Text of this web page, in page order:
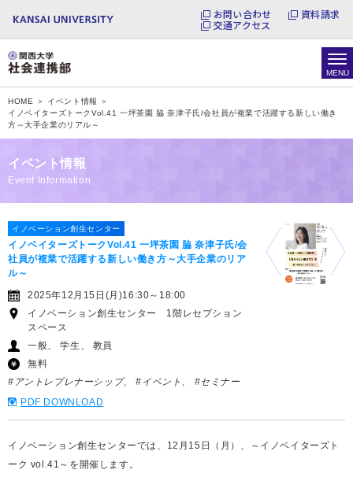
お問い合わせ
資料請求
交通アクセス
HOME ＞
イベント情報 ＞
イノベイターズトークVol.41 一坪茶園 脇 奈津子氏/会社員が複業で活躍する新しい働き
方～大手企業のリアル～
イベント情報
Event Information
イノベーション創生センター
イノベイターズトークVol.41 一坪茶園 脇 奈津子氏/会
社員が複業で活躍する新しい働き方～大手企業のリア
ル～
2025年12月15日(月)16:30～18:00
イノベーション創生センター 1階レセプション
スペース
一般
学生
教員
無料
#アントレプレナーシップ
#イベント
#セミナー
PDF DOWNLOAD
イノベーション創生センターでは、12月15日（月）、～イノベイターズト
ーク vol.41～を開催します。